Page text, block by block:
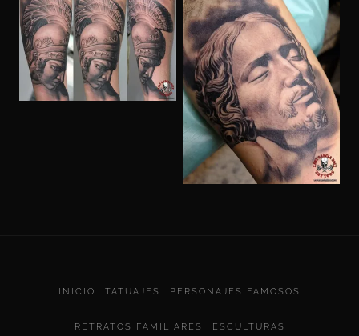
INICIO TATUAJES PERSONAJES FAMOSOS
RETRATOS FAMILIARES ESCULTURAS